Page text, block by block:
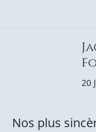
20
Nos plus